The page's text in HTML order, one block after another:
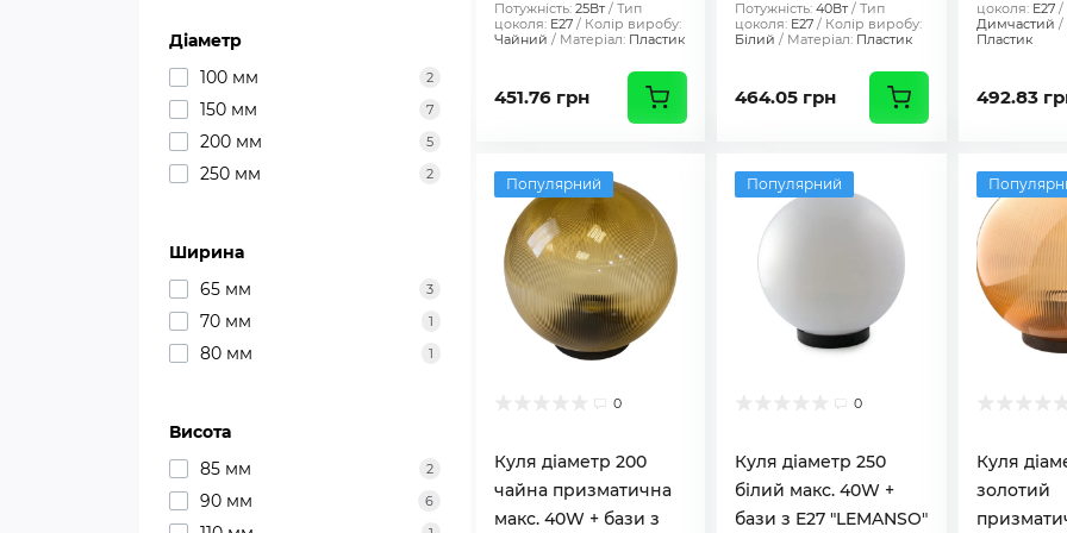
Діаметр
100 мм
2
150 мм 7
200 мм 5
250 мм 2
Ширина
65 мм
3
70 мм 1
80 мм 1
Висота
85 мм
2
90 мм 6
Потужність: 25Вт
Тип
цоколя: E27
Колір виробу:
Чайний
Матеріал: Пластик
451.76 грн
Потужність: 40Вт
Тип
цоколя: E27
Колір виробу:
Білий
Матеріал: Пластик
464.05 грн
цоколя: E27
Димчастий
Пластик
492.83
Популярний
0
Куля діаметр 200
чайна призматична
макс. 40W + бази з
Популярний
0
Куля діаметр 250
білий макс. 40W +
бази з E27 "LEMANSO"
Куля
золотий